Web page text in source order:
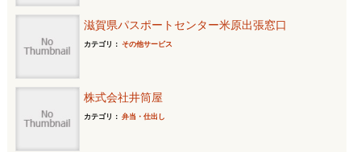
滋賀県パスポートセンター米原出張窓口
カテゴリ： その他サービス
株式会社井筒屋
カテゴリ： 弁当・仕出し